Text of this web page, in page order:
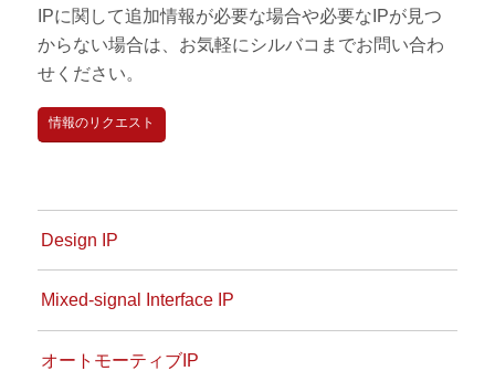
IPに関して追加情報が必要な場合や必要なIPが見つ
からない場合は、お気軽にシルバコまでお問い合わ
せください。
情報のリクエスト
Design IP
Mixed-signal Interface IP
オートモーティブIP